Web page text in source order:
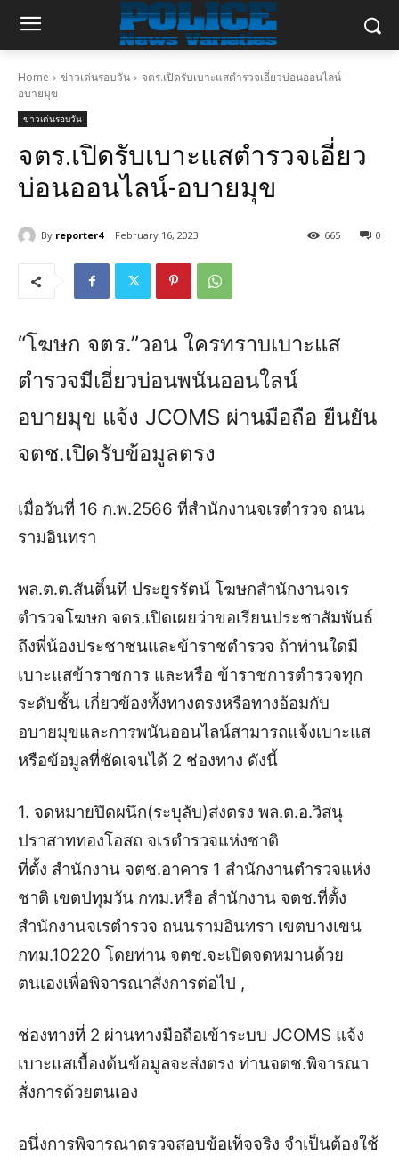
Home ข่าวเด่นรอบวัน
จตร.เปิดรับเบาะแสตำรวจเอี่ยวบ่อนออนไลน์-
อบายมุข
ข่าวเด่นรอบวัน
จตร.เปิดรับเบาะแสตำรวจเอี่ยว
บ่อนออนไลน์-อบายมุข
By reporter4 February 16, 2023 0
665
“โฆษก จตร.”วอน ใครทราบเบาะแส
ตำรวจมีเอี่ยวบ่อนพนันออนใลน์
อบายมุข แจ้ง JCOMS ผ่านมือถือ ยืนยัน
จตช.เปิดรับข้อมูลตรง
เมื่อวันที่ 16 ก.พ.2566 ที่สำนักงานจเรตำรวจ ถนน
รามอินทรา
พล.ต.ต.สันติ์นที ประยูรรัตน์ โฆษกสำนักงานจเร
ตำรวจโฆษก จตร.เปิดเผยว่าขอเรียนประชาสัมพันธ์
ถึงพี่น้องประชาชนและข้าราชตำรวจ ถ้าท่านใดมี
เบาะแสข้าราชการ และหรือ ข้าราชการตำรวจทุก
ระดับชั้น เกี่ยวข้องทั้งทางตรงหรือทางอ้อมกับ
อบายมุขและการพนันออนไลน์สามารถแจ้งเบาะแส
หรือข้อมูลที่ชัดเจนได้ 2 ช่องทาง ดังนี้
1. จดหมายปิดผนึก(ระบุลับ)ส่งตรง พล.ต.อ.วิสนุ
ปราสาททองโอสถ จเรตำรวจแห่งชาติ
ที่ตั้ง สำนักงาน จตช.อาคาร 1 สำนักงานตำรวจแห่ง
ชาติ เขตปทุมวัน กทม.หรือ สำนักงาน จตช.ที่ตั้ง
สำนักงานจเรตำรวจ ถนนรามอินทรา เขตบางเขน
กทม.10220 โดยท่าน จตช.จะเปิดจดหมานด้วย
ตนเองเพื่อพิจารณาสั่งการต่อไป ,
ช่องทางที่ 2 ผ่านทางมือถือเข้าระบบ JCOMS แจ้ง
เบาะแสเบื้องต้นข้อมูลจะส่งตรง ท่านจตช.พิจารณา
สั่งการด้วยตนเอง
อนึ่งการพิจารณาตรวจสอบข้อเท็จจริง จำเป็นต้องใช้